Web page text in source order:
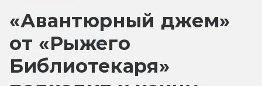
«Авантюрный джем»
от «Рыжего
Библиотекаря»